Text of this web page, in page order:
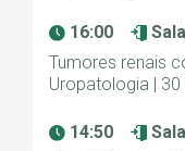
16:00
Tumores renais
Uropatologia | 30
14:50